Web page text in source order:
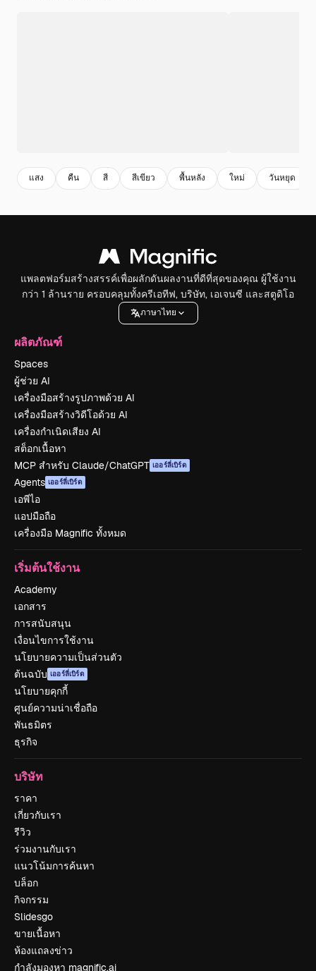
แสง คืน สี สีเขียว พื้นหลัง ใหม่ วันหยุด
แพลตฟอร์มสร้างสรรค์เพื่อผลักดันผลงานที่ดีที่สุดของคุณ ผู้ใช้งาน
กว่า 1 ล้านราย ครอบคลุมทั้งครีเอทีฟ, บริษัท, เอเจนซี และสตูดิโอ
ภาษาไทย
ผลิตภัณฑ์
Spaces
ผู้ช่วย AI
เครื่องมือสร้างรูปภาพด้วย AI
เครื่องมือสร้างวิดีโอด้วย AI
เครื่องกำเนิดเสียง AI
สต็อกเนื้อหา
MCP สำหรับ Claude/ChatGPT เออร์ลี่เบิร์ด
Agents เออร์ลี่เบิร์ด
เอพีไอ
แอปมือถือ
เครื่องมือ Magnific ทั้งหมด
เริ่มต้นใช้งาน
Academy
เอกสาร
การสนับสนุน
เงื่อนไขการใช้งาน
นโยบายความเป็นส่วนตัว
ต้นฉบับ เออร์ลี่เบิร์ด
นโยบายคุกกี้
ศูนย์ความน่าเชื่อถือ
พันธมิตร
ธุรกิจ
บริษัท
ราคา
เกี่ยวกับเรา
รีวิว
ร่วมงานกับเรา
แนวโน้มการค้นหา
บล็อก
กิจกรรม
Slidesgo
ขายเนื้อหา
ห้องแถลงข่าว
กำลังมองหา magnific.ai